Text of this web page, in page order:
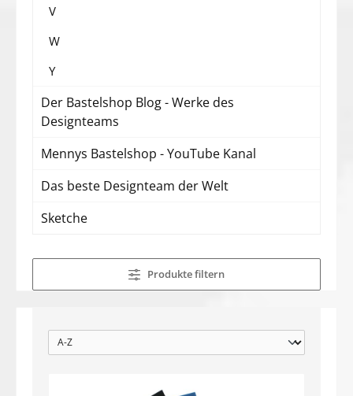
V
W
Y
Der Bastelshop Blog - Werke des
Designteams
Mennys Bastelshop - YouTube Kanal
Das beste Designteam der Welt
Sketche
Produkte filtern